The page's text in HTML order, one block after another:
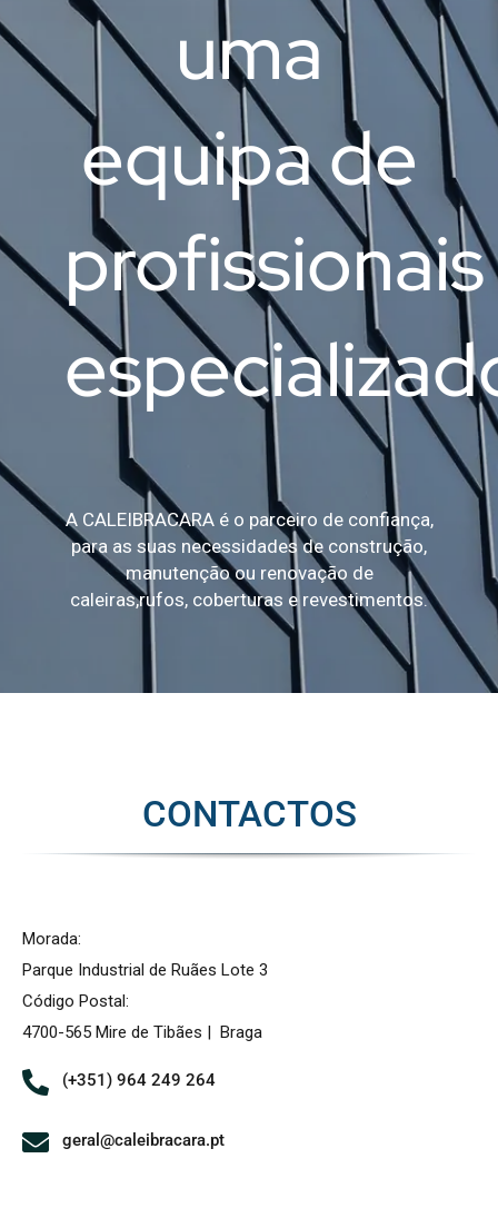
uma
equipa de
profissionais
A CALEIBRACARA é o parceiro de confiança,
para as suas necessidades de construção,
manutenção ou renovação de
caleiras,rufos, coberturas e revestimentos.
CONTACTOS
Morada:
Parque Industrial de Ruães Lote 3
Código Postal:
4700-565 Mire de Tibães | Braga
(+351) 964 249 264
geral@caleibracara.pt